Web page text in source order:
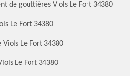
de gouttières Viols Le Fort 34380
Le Fort 34380
Viols Le Fort 34380
Le Fort 34380